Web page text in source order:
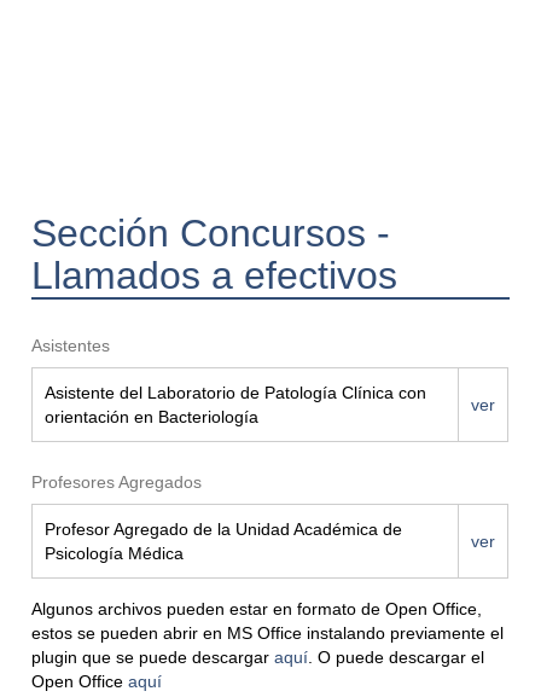
Sección Concursos -
Llamados a efectivos
Asistentes
Asistente del Laboratorio de Patología Clínica con
orientación en Bacteriología
ver
Profesores Agregados
Profesor Agregado de la Unidad Académica de
Psicología Médica
ver
Algunos archivos pueden estar en formato de Open Office,
estos se pueden abrir en MS Office instalando previamente el
plugin que se puede descargaraquí . O puede descargar el
Open Officeaquí